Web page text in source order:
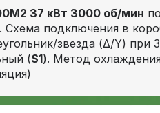
37 кВт 3000 об/мин
Схема подключения в
звезда (Δ/Y) при
(S1). Метод